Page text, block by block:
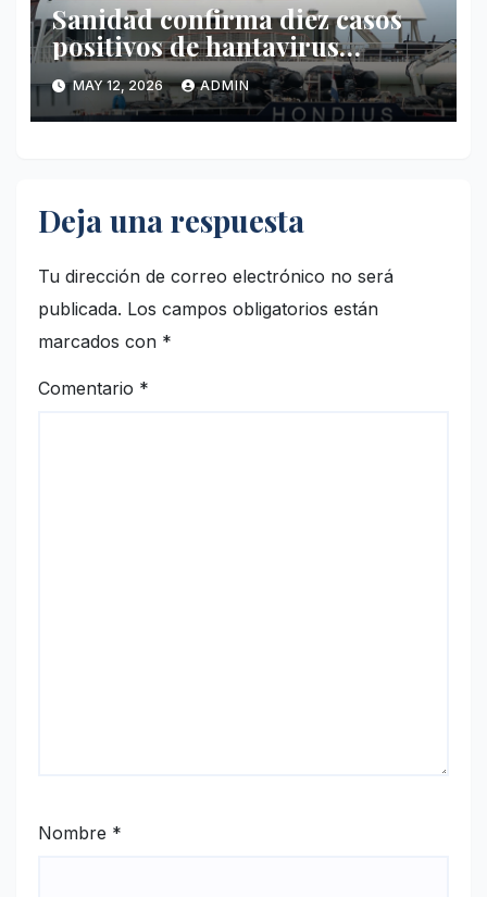
Sanidad confirma diez casos
positivos de hantavirus
vinculados al crucero MV
Hondius
MAY 12, 2026 ADMIN
Deja una respuesta
Tu dirección de correo electrónico no será
publicada. Los campos obligatorios están
marcados con *
Comentario *
Nombre *